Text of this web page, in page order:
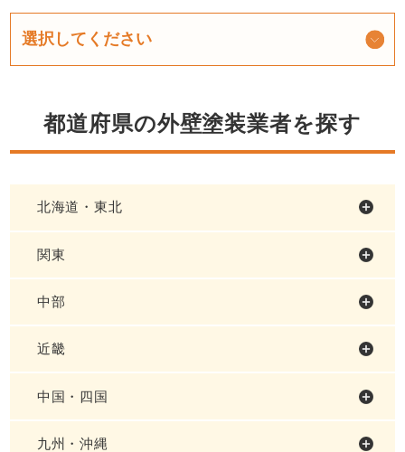
都道府県の外壁塗装業者を探す
北海道・東北
関東
中部
近畿
中国・四国
九州・沖縄